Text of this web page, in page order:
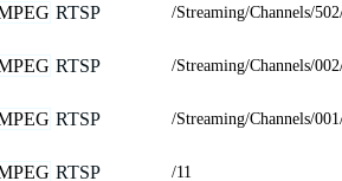
RTSP /Streaming/Channels/
RTSP /Streaming/Channels/
RTSP /Streaming/Channels/
RTSP /11